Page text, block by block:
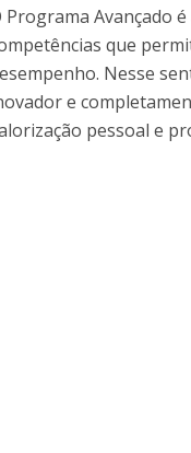
Programa Avançado
que
Nesse
e
pessoal e